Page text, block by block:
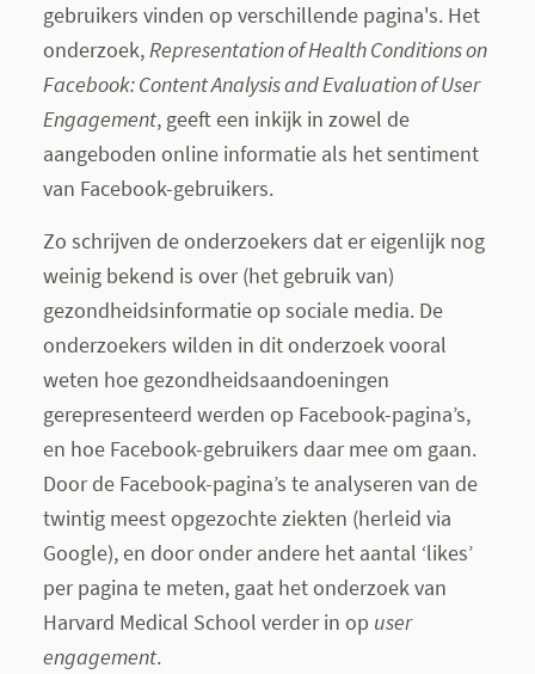
gebruikers vinden op verschillende pagina's. Het
onderzoek,Representation of Health Conditions on
Facebook: Content Analysis and Evaluation of User
Engagement, geeft een inkijk in zowel de
aangeboden online informatie als het sentiment
van Facebook-gebruikers.
Zo schrijven de onderzoekers dat er eigenlijk nog
weinig bekend is over (het gebruik van)
gezondheidsinformatie op sociale media. De
onderzoekers wilden in dit onderzoek vooral
weten hoe gezondheidsaandoeningen
gerepresenteerd werden op Facebook-pagina’s,
en hoe Facebook-gebruikers daar mee om gaan.
Door de Facebook-pagina’s te analyseren van de
twintig meest opgezochte ziekten (herleid via
Google), en door onder andere het aantal ‘likes’
per pagina te meten, gaat het onderzoek van
Harvard Medical School verder in op user
engagement.